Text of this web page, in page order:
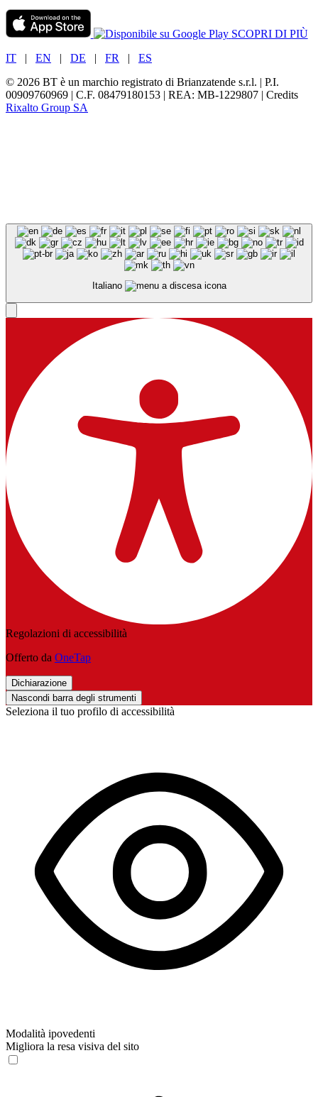
SCOPRI DI PIÙ
IT | EN | DE | FR | ES
© 2026 BT è un marchio registrato di Brianzatende s.r.l. | P.I.
00909760969 | C.F. 08479180153 | REA: MB-1229807 | Credits
Rixalto Group SA
Italiano
Regolazioni di accessibilità
Offerto da OneTap
Dichiarazione
Nascondi barra degli strumenti
Seleziona il tuo profilo di accessibilità
Modalità ipovedenti
Migliora la resa visiva del sito